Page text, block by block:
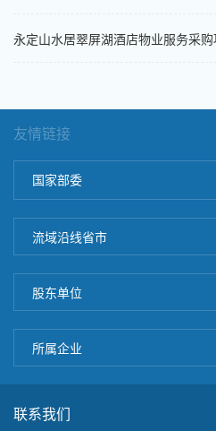
永定山水居翠屏湖酒店物业服务采
友情链接
国家部委
流域沿线省市
股东单位
所属企业
联系我们